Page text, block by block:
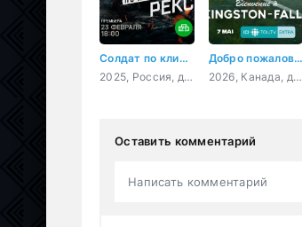
Солдат по кличке Рекс
2025, Россия, драма, военный
Добро пожаловать в Кингстон-Фолс
2026, Канада, драма, комедия, криминал
Оставить комментарий
Написать комментарий